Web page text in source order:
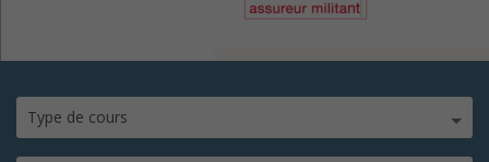
Type de cours